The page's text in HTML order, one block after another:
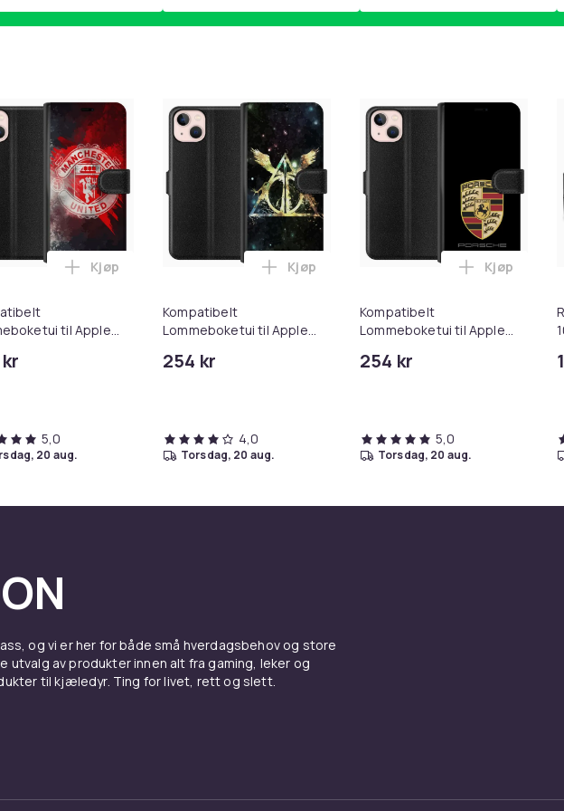
Lommeboketui til Apple iPhone 13 Manchester United FC i handlekurven
til Apple
Legg Kompatibelt Lommeboketui til Apple iPhone 13 Manchester United
Kjøp
5,0
20 aug.
Kompatibelt
Lommeboketui til Apple
254 kr
Legg Kompatibelt Lommeboketui til Apple
Kjøp
4,0
torsdag, 20 aug.
Kompatibelt
Lommeboketui til Apple
254 kr
Legg
Kjøp
5,0
torsdag, 20 aug.
og vi er her for både små hverdagsbehov og store
utvalg av produkter innen alt fra gaming, leker og
til kjæledyr. Ting for livet, rett og slett.